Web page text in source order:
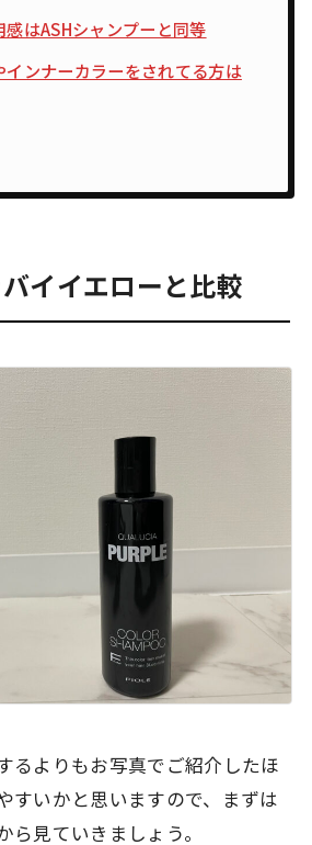
はASHシャンプーと同等
インナーカラーをされてる方は
イイエローと比較
るよりもお写真でご紹介したほ
すいかと思いますので、まずは
ら見ていきましょう。